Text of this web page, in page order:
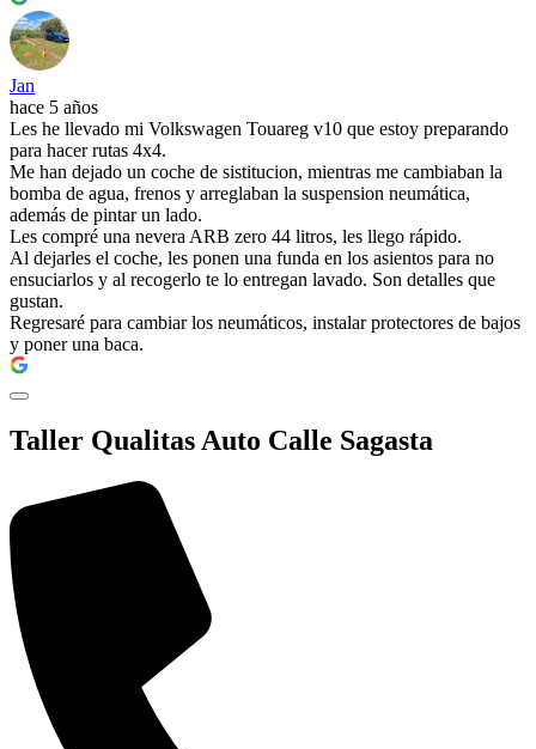
Jan
hace 5 años
Les he llevado mi Volkswagen Touareg v10 que estoy preparando
para hacer rutas 4x4.
Me han dejado un coche de sistitucion, mientras me cambiaban la
bomba de agua, frenos y arreglaban la suspension neumática,
además de pintar un lado.
Les compré una nevera ARB zero 44 litros, les llego rápido.
Al dejarles el coche, les ponen una funda en los asientos para no
ensuciarlos y al recogerlo te lo entregan lavado. Son detalles que
gustan.
Regresaré para cambiar los neumáticos, instalar protectores de bajos
y poner una baca.
Taller Qualitas Auto Calle Sagasta